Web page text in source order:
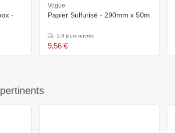
-
Vogue
Papier Sulfurisé - 290mm x 50m
1-3 jours ouvrés
9,56 €